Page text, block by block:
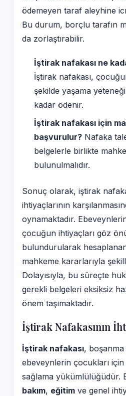
ödemeyen taraf aleyhine
Bu durum, borçlu tarafın
da zorlaştırabilir.
İştirak nafakası ne
İştirak nafakası,
şekilde yaşama
kadar ödenir.
İştirak nafakası için
başvurulur? Nafaka
belgelerle birlikte
bulunulmalıdır.
Sonuç olarak, iştirak
ihtiyaçlarının
oynamaktadır.
çocuğun ihtiyaçları göz
bulundurularak
mahkeme kararlarıyla
Dolayısıyla, bu süreçte
gerekli belgeleri eksiksiz
önem taşımaktadır.
İştirak Nafakasının
İştirak nafakası, boşanma
ebeveynlerin çocukları için
sağlama yükümlülüğüdür.
bakım, eğitim ve genel